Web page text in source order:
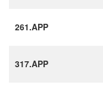
261.APP
317.APP